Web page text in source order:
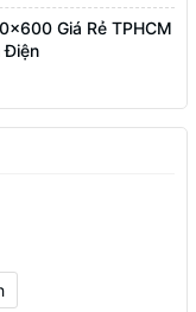
Giá Rẻ TPHCM
Điện